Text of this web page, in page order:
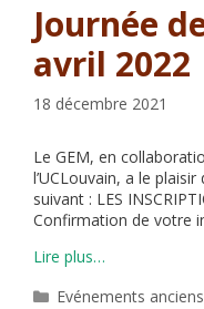
Journée
avril 2022
18 décembre 2021
Le GEM, en
l’UCLouvain, a le
suivant : LES
Confirmation de votre
Lire plus…
Catégories
Evénements anciens